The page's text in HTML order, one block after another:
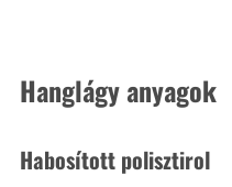
Hanglágy anyagok
Habosított polisztirol